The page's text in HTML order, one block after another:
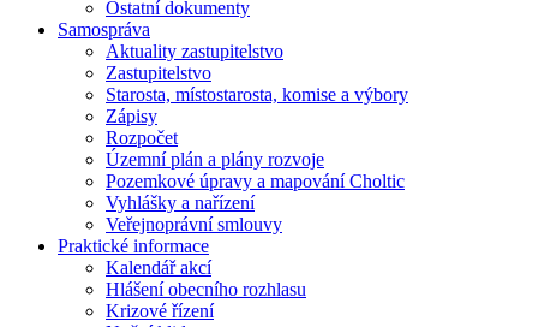
Ostatní dokumenty
Samospráva
Aktuality zastupitelstvo
Zastupitelstvo
Starosta, místostarosta, komise a výbory
Zápisy
Rozpočet
Územní plán a plány rozvoje
Pozemkové úpravy a mapování Choltic
Vyhlášky a nařízení
Veřejnoprávní smlouvy
Praktické informace
Kalendář akcí
Hlášení obecního rozhlasu
Krizové řízení